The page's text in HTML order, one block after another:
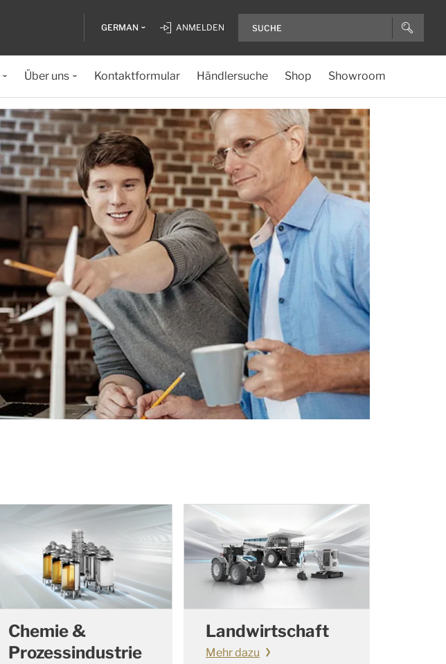
GERMAN ANMELDEN
Über uns Kontaktformular Händlersuche Shop Showroom
Chemie &
Prozessindustrie
Landwirtschaft
Mehr dazu